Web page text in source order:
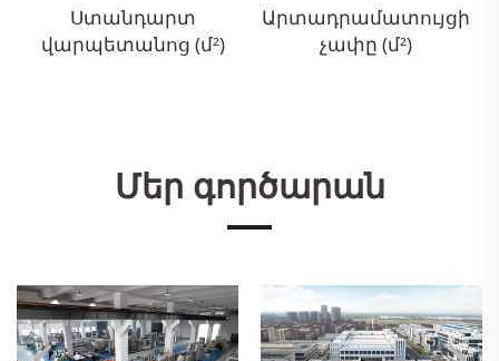
Ստանդարտ
վարպետանոց (մ²)
Արտադրամատույցի
չափը (մ²)
Մեր գործարան